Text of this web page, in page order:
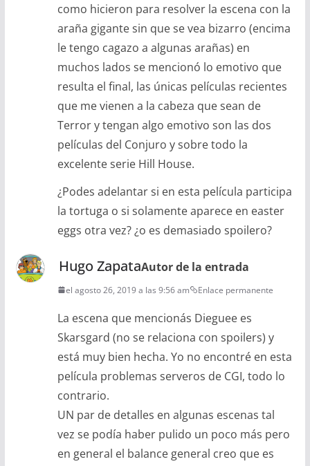
como hicieron para resolver la escena con la
araña gigante sin que se vea bizarro (encima
le tengo cagazo a algunas arañas) en
muchos lados se mencionó lo emotivo que
resulta el final, las únicas películas recientes
que me vienen a la cabeza que sean de
Terror y tengan algo emotivo son las dos
películas del Conjuro y sobre todo la
excelente serie Hill House.
¿Podes adelantar si en esta película participa
la tortuga o si solamente aparece en easter
eggs otra vez? ¿o es demasiado spoilero?
Hugo ZapataAutor de la entrada
el agosto 26, 2019 a las 9:56 am Enlace permanente
La escena que mencionás Dieguee es
Skarsgard (no se relaciona con spoilers) y
está muy bien hecha. Yo no encontré en esta
película problemas serveros de CGI, todo lo
contrario.
UN par de detalles en algunas escenas tal
vez se podía haber pulido un poco más pero
en general el balance general creo que es